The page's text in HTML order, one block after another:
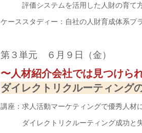
評価システムを活用した人財の育て
ケーススタディー：自社の人財育成体系プ
第３単元 ６月９日（金）
〜人材紹介会社では見つけら
ダイレクトリクルーティング
講座：求人活動マーケティングで優秀人材
ダイレクトリクルーティング成功と